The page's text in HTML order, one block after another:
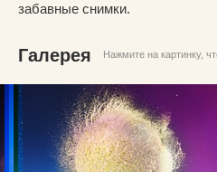
забавные снимки.
Галерея Нажмите на картинку,
© Tim Tadder